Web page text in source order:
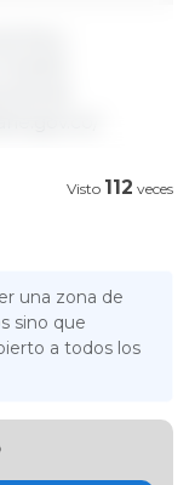
y
de
Visto 112 veces
una zona de
sino que
a todos los